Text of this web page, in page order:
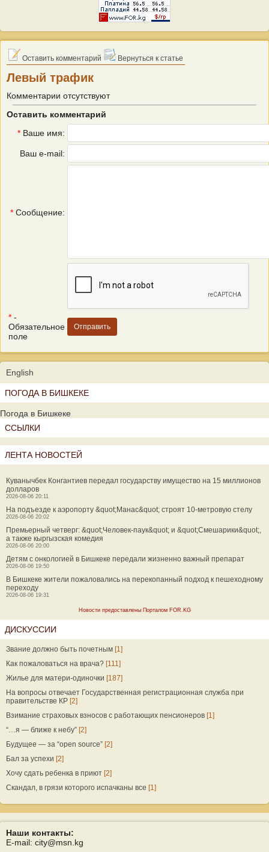
Оставить комментарий Вернуться к статье
Левый трафик
Комментарии отсутствуют
Оставить комментарий
* Ваше имя:
Ваш e-mail:
* Сообщение:
* -
Обязательное
поле
English
ПОГОДА В БИШКЕКЕ
Погода в Бишкеке
ССЫЛКИ
ЛЕНТА НОВОСТЕЙ
Куванычбек Конгантиев передал государству имущество на 15 миллионов
долларов
2026-08-06 20:11
На подъезде к аэропорту &quot;Манас&quot; строят 10-метровую стелу
2026-08-06 20:02
Премьерный четверг: &quot;Человек-паук&quot; и &quot;Смешарики&quot;,
а также кыргызская комедия
2026-08-06 20:00
Детям с онкологией в Бишкеке передали жизненно важный препарат
2026-08-06 19:50
В Бишкеке жители пожаловались на перекопанный подход к пешеходному
переходу
2026-08-06 19:31
Новости предоставлены Порталом FOR.KG
ДИСКУССИИ
Звание должно быть почетным [1]
Как пожаловаться на врача? [111]
Жилье для матери-одиночки [187]
На вопросы отвечает Государственная регистрационная служба при
правительстве КР [2]
Взимание страховых взносов с работающих пенсионеров [1]
“…я — ближе к небу” [2]
Будущее — за “open source” [2]
Бал за успехи [2]
Хочу сдать ребенка в приют [2]
Скандал, в грязи которого испачканы все [1]
Наши контакты:
E-mail: city@msn.kg